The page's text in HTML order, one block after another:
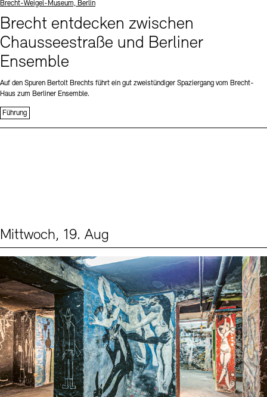
Standort
Brecht-Weigel-Museum, Berlin
Brecht entdecken zwischen
Chausseestraße und Berliner
Ensemble
Auf den Spuren Bertolt Brechts führt ein gut zweistündiger Spaziergang vom Brecht-
Haus zum Berliner Ensemble.
Führung
Mittwoch, 19. Aug